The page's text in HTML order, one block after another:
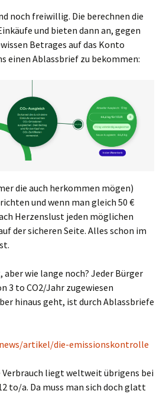
noch freiwillig. Die berechnen die
und bieten dann an, gegen
Betrages auf das Konto
einen Ablassbrief zu bekommen:
die auch herkommen mögen)
und wenn man gleich 50 €
Herzenslust jeden möglichen
der sicheren Seite. Alles schon im
wie lange noch? Jeder Bürger
3 to CO2/Jahr zugewiesen
hinaus geht, ist durch Ablassbriefe
artikel/die-emissionskontrolle
liegt weltweit übrigens bei
to/a. Da muss man sich doch glatt